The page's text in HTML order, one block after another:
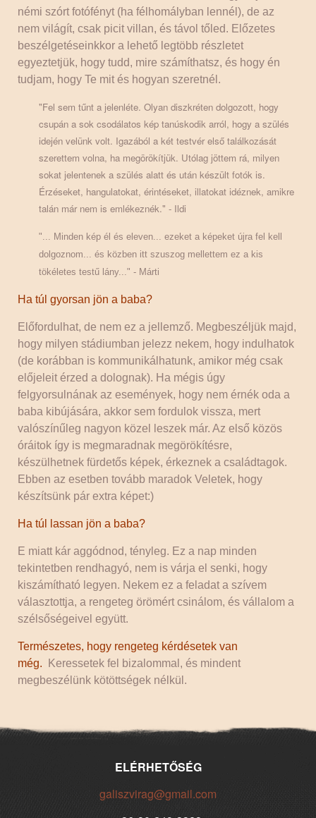
némi szórt fotófényt (ha félhomályban lennél), de az
nem világít, csak picit villan, és távol tőled. Előzetes
beszélgetéseinkkor a lehető legtöbb részletet
egyeztetjük, hogy tudd, mire számíthatsz, és hogy én
tudjam, hogy Te mit és hogyan szeretnél.
"Fel sem tűnt a jelenléte. Olyan diszkréten dolgozott, hogy
csupán a sok csodálatos kép tanúskodik arról, hogy a szülés
idején velünk volt. Igazából a két testvér első találkozását
szerettem volna, ha megörökítjük. Utólag jöttem rá, milyen
sokat jelentenek a szülés alatt és után készült fotók is.
Érzéseket, hangulatokat, érintéseket, illatokat idéznek, amikre
talán már nem is emlékeznék." - Ildi
"... Minden kép él és eleven... ezeket a képeket újra fel kell
dolgoznom... és közben itt szuszog mellettem ez a kis
tökéletes testű lány..." - Márti
Ha túl gyorsan jön a baba?
Előfordulhat, de nem ez a jellemző. Megbeszéljük majd,
hogy milyen stádiumban jelezz nekem, hogy indulhatok
(de korábban is kommunikálhatunk, amikor még csak
előjeleit érzed a dolognak). Ha mégis úgy
felgyorsulnának az események, hogy nem érnék oda a
baba kibújására, akkor sem fordulok vissza, mert
valószínűleg nagyon közel leszek már. Az első közös
óráitok így is megmaradnak megörökítésre,
készülhetnek fürdetős képek, érkeznek a családtagok.
Ebben az esetben tovább maradok Veletek, hogy
készítsünk pár extra képet:)
Ha túl lassan jön a baba?
E miatt kár aggódnod, tényleg. Ez a nap minden
tekintetben rendhagyó, nem is várja el senki, hogy
kiszámítható legyen. Nekem ez a feladat a szívem
választottja, a rengeteg örömért csinálom, és vállalom a
szélsőségeivel együtt.
Természetes, hogy rengeteg kérdésetek van
még.
Keressetek fel bizalommal, és mindent
megbeszélünk kötöttségek nélkül.
ELÉRHETŐSÉG
galiszvirag@gmail.com